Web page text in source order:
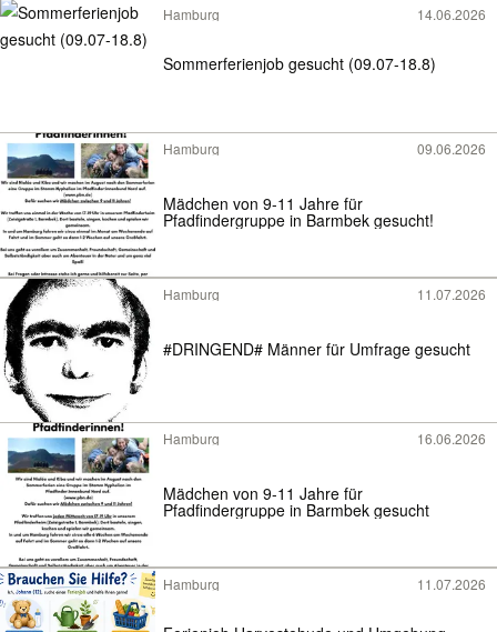
Hamburg 14.06.2026
Sommerferienjob gesucht (09.07-18.8)
Hamburg 09.06.2026
Mädchen von 9-11 Jahre für
Pfadfindergruppe in Barmbek gesucht!
Hamburg 11.07.2026
#DRINGEND# Männer für Umfrage gesucht
Hamburg 16.06.2026
Mädchen von 9-11 Jahre für
Pfadfindergruppe in Barmbek gesucht
Hamburg 11.07.2026